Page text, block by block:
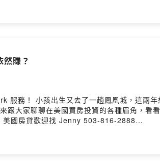
賺？
念頭不斷攀
大家聊聊在美國買房投資的各種眉角，看